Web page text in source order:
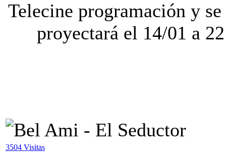
Telecine programación y
proyectará el 14/01 a
3504 Visitas